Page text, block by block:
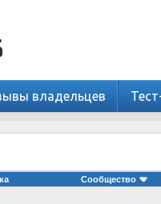
владельцев
Сообщество